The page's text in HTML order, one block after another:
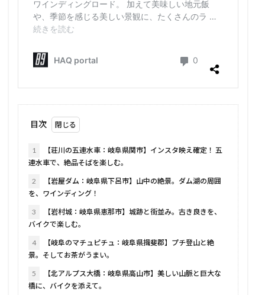
目次
1
【荘川の五連水車：岐阜県関市】インスタ映え確定！ 五
連水車で、絶品そばを楽しむ。
2
【岩屋ダム：岐阜県下呂市】山中の絶景。ダム湖の周囲
を、ワインディング！
3
【岩村城：岐阜県恵那市】城跡と街並み。古き良きを、
バイクで楽しむ。
4
【岐阜のマチュピチュ：岐阜県揖斐郡】プチ登山と絶
景。そしてお茶がうまい。
5
【北アルプス大橋：岐阜県高山市】美しい山脈と巨大な
橋に、バイクを添えて。